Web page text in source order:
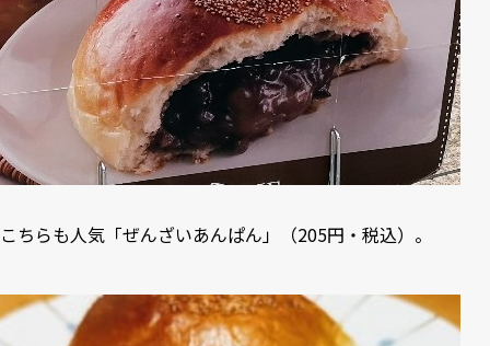
こちらも人気「ぜんざいあんぱん」（205円・税込）。